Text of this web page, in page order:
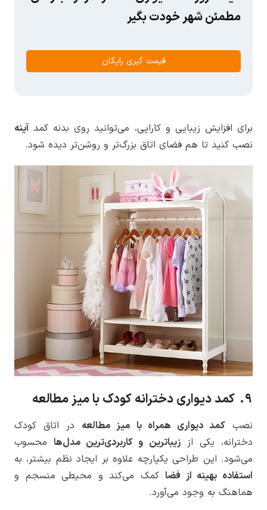
مطمئن شهر خودت بگیر
قیمت گیری رایگان
برای افزایش زیبایی و کارایی، می‌توانید روی بدنه کمد آینه
نصب کنید تا هم فضای اتاق بزرگ‌تر و روشن‌تر دیده شود.
9. کمد دیواری دخترانه کودک با میز مطالعه
نصبکمد دیواری همراه با میز مطالعه در اتاق کودک
دخترانه، یکی اززیباترین و کاربردی‌ترین مدل‌هامحسوب
می‌شود. این طراحی یکپارچه علاوه بر ایجاد نظم بیشتر، به
استفاده بهینه از فضاکمک می‌کند و محیطی منسجم و
هماهنگ به وجود می‌آورد.